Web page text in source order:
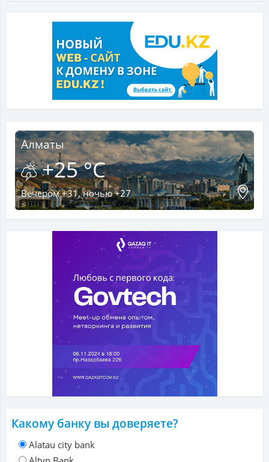
Алматы
+25 °C
Вечером +31, ночью +27
Какому банку вы доверяете?
Alatau city bank